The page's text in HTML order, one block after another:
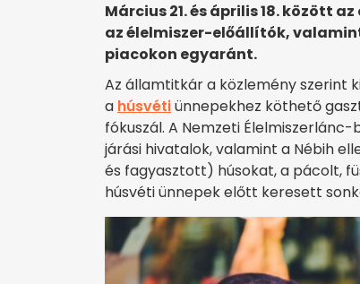
Március 21. és április 18. között
az élelmiszer-előállítók,
piacokon egyaránt.
Az államtitkár a közlemény szerint
a húsvétiünnepekhez köthető
fókuszál. A Nemzeti
járási hivatalok, valamint a Nébih
és fagyasztott) húsokat, a pácolt,
húsvéti ünnepek előtt keresett